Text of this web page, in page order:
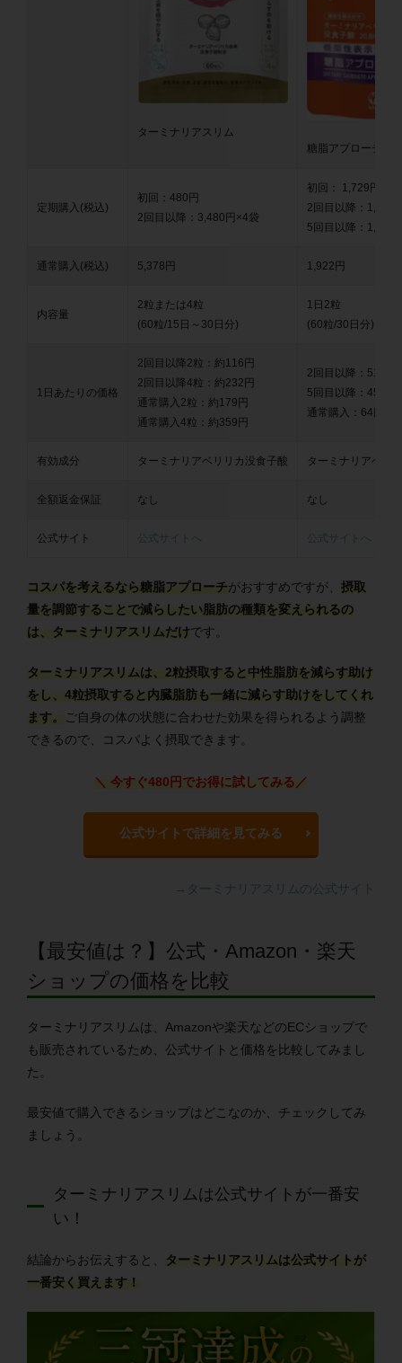
ターミナリアスリム
糖脂アプローチ
定期購入(税込)
初回：480円
2回目以降：3,480円×4袋
初回： 1,729円
2回目以降：1,537
5回目以降：1,345
通常購入(税込) 5,378円 1,922円
内容量
2粒または4粒
(60粒/15日～30日分)
1日2粒
(60粒/30日分)
1日あたりの価格
2回目以降2粒：約116円
2回目以降4粒：約232円
通常購入2粒：約179円
通常購入4粒：約359円
2回目以降：51円
5回目以降：45円
通常購入：64円
有効成分 ターミナリアベリリカ没食子酸 ターミナリアベリ
全額返金保証 なし なし
公式サイト 公式サイトへ 公式サイトへ
コスパを考えるなら糖脂アプローチがおすすめですが、 摂取
量を調節することで減らしたい脂肪の種類を変えられるの
は、ターミナリアスリムだけです。
ターミナリアスリムは、2粒摂取すると中性脂肪を減らす助け
をし、4粒摂取すると内臓脂肪も一緒に減らす助けをしてくれ
ます。
ご自身の体の状態に合わせた効果を得られるよう調整
できるので、コスパよく摂取できます。
＼ 今すぐ480円でお得に試してみる ／
公式サイトで詳細を見てみる
→ターミナリアスリムの公式サイト
【最安値は？】公式・Amazon・楽天
ショップの価格を比較
ターミナリアスリムは、Amazonや楽天などのECショップで
も販売されているため、公式サイトと価格を比較してみまし
た。
最安値で購入できるショップはどこなのか、チェックしてみ
ましょう。
ターミナリアスリムは公式サイトが一番安
い！
結論からお伝えすると、
ターミナリアスリムは公式サイトが
一番安く買えます！